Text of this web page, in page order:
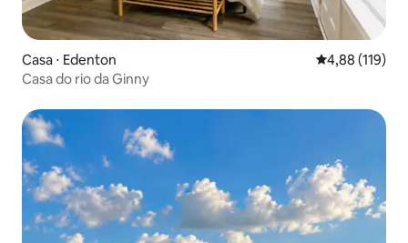
Casa ⋅ Edenton 4,88 de uma
4,88 (119)
Casa do rio da Ginny